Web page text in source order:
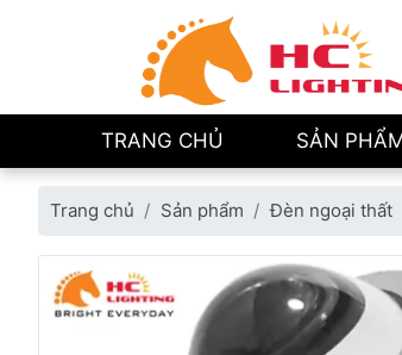
TRANG CHỦ SẢN
Trang chủ Sản phẩm Đèn ngoại thất